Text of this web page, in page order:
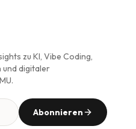
zu KI, Vibe Coding,
und digitaler
Abonnieren